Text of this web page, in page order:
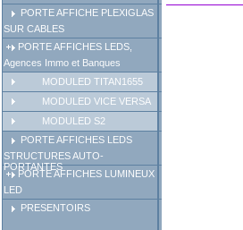
PORTE AFFICHE PLEXIGLAS
SUR CABLES
PORTE AFFICHES LEDS,
Agences Immo et Banques
MODULED TITAN1655
MODULED VICE VERSA
MODULED S2
PORTE AFFICHES LEDS
STRUCTURES AUTO-
PORTANTES
PORTE AFFICHES LUMINEUX
LED
PRESENTOIRS